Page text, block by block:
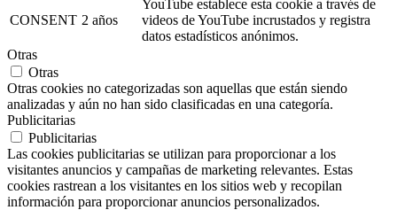
CONSENT 2 años
YouTube establece esta cookie a través de
videos de YouTube incrustados y registra
datos estadísticos anónimos.
Otras
Otras
Otras cookies no categorizadas son aquellas que están siendo
analizadas y aún no han sido clasificadas en una categoría.
Publicitarias
Publicitarias
Las cookies publicitarias se utilizan para proporcionar a los
visitantes anuncios y campañas de marketing relevantes. Estas
cookies rastrean a los visitantes en los sitios web y recopilan
información para proporcionar anuncios personalizados.